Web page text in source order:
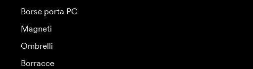
Borse porta PC
Magneti
Ombrelli
Borracce